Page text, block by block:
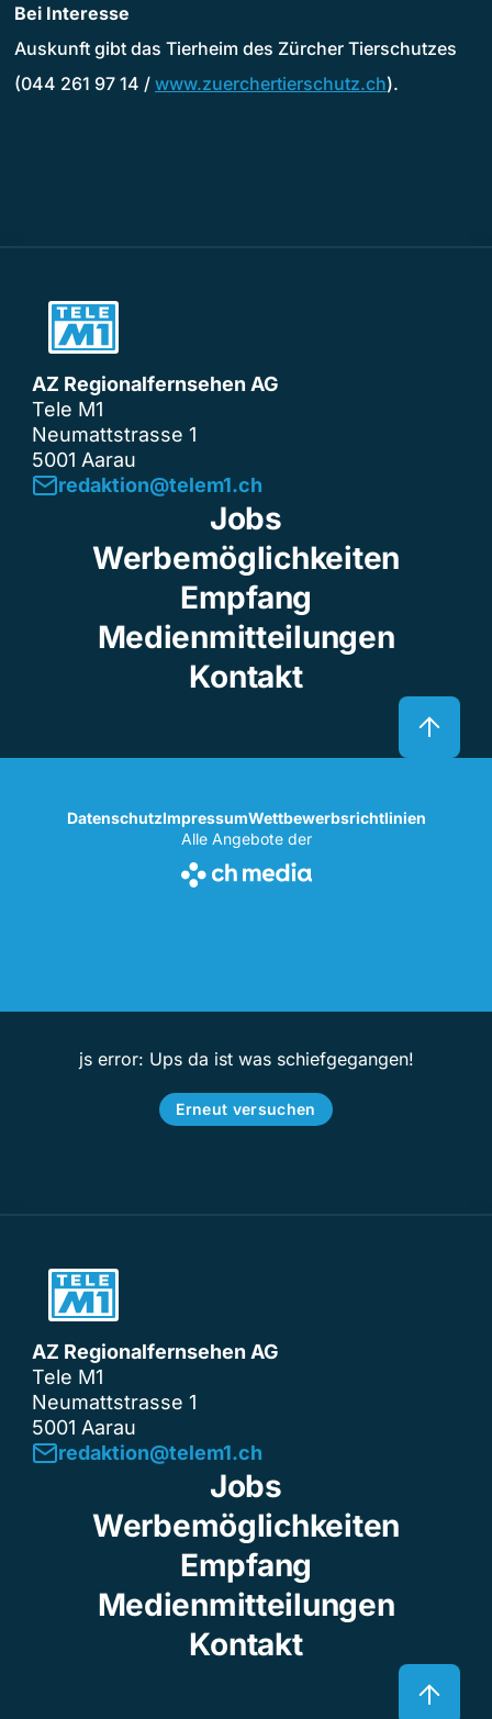
Bei Interesse
Auskunft gibt das Tierheim des Zürcher Tierschutzes
(044 261 97 14 / www.zuerchertierschutz.ch).
AZ Regionalfernsehen AG
Tele M1
Neumattstrasse 1
5001 Aarau
redaktion@telem1.ch
Jobs
Werbemöglichkeiten
Empfang
Medienmitteilungen
Kontakt
DatenschutzImpressumWettbewerbsrichtlinien
Alle Angebote der
js error: Ups da ist was schiefgegangen!
Erneut versuchen
AZ Regionalfernsehen AG
Tele M1
Neumattstrasse 1
5001 Aarau
redaktion@telem1.ch
Jobs
Werbemöglichkeiten
Empfang
Medienmitteilungen
Kontakt